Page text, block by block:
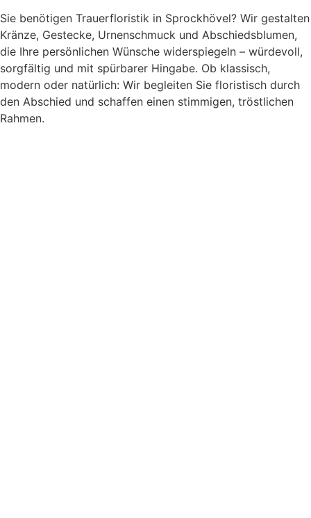
Sie benötigen Trauerfloristik in Sprockhövel? Wir gestalten
Kränze, Gestecke, Urnenschmuck und Abschiedsblumen,
die Ihre persönlichen Wünsche widerspiegeln – würdevoll,
sorgfältig und mit spürbarer Hingabe. Ob klassisch,
modern oder natürlich: Wir begleiten Sie floristisch durch
den Abschied und schaffen einen stimmigen, tröstlichen
Rahmen.